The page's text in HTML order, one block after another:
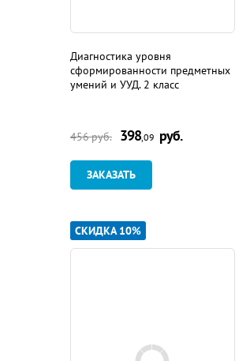
Диагностика уровня
сформированности предметных
умений и УУД. 2 класс
456руб. 398,09 руб.
ЗАКАЗАТЬ
СКИДКА 10%